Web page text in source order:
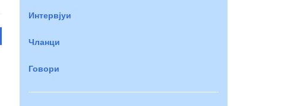
Интервјуи
Чланци
Говори